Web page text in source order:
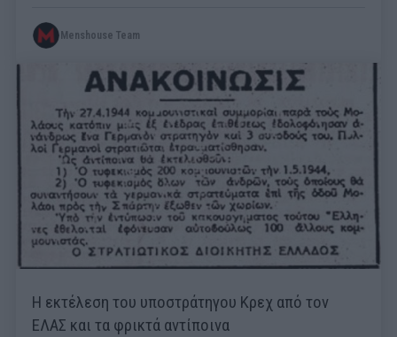
Menshouse Team
Η εκτέλεση του υποστράτηγου Κρεχ από τον
ΕΛΑΣ και τα φρικτά αντίποινα